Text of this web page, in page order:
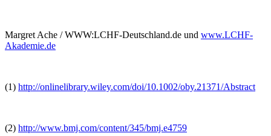
Margret Ache / WWW:LCHF-Deutschland.de und www.LCHF-
Akademie.de
(1) http://onlinelibrary.wiley.com/doi/10.1002/oby.21371/Abstract
(2) http://www.bmj.com/content/345/bmj.e4759